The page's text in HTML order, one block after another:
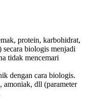
protein, karbohidrat,
biologis menjadi
tidak mencemari
dengan cara biologis.
dll (parameter